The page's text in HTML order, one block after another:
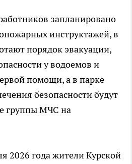
запланировано
инструктажей, в
порядок эвакуации,
у водоемов и
помощи, а в парке
безопасности будут
группы МЧС на
2026 года жители Курской